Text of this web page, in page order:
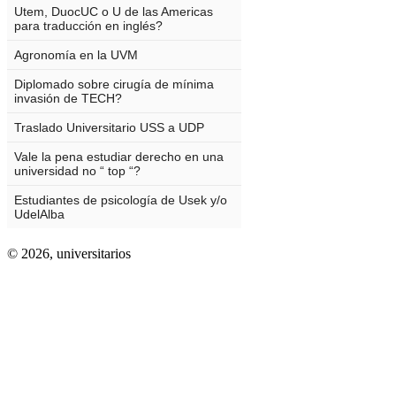
© 2026, universitarios